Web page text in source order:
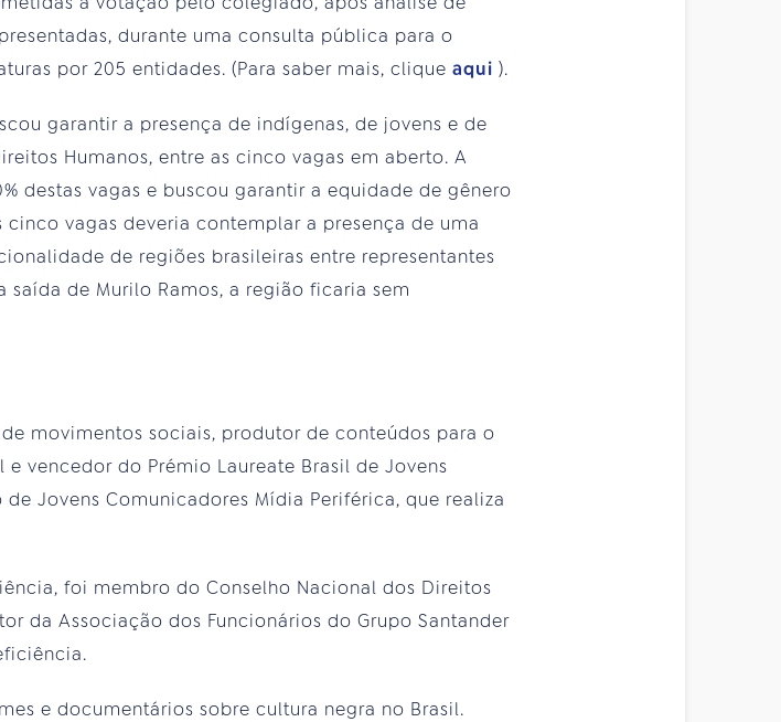
durante uma consulta pública para o
por 205 entidades. (Para saber mais, clique aqui ).
garantir a presença de indígenas, de jovens e de
Humanos, entre as cinco vagas em aberto. A
destas vagas e buscou garantir a equidade de gênero
vagas deveria contemplar a presença de uma
de regiões brasileiras entre representantes
de Murilo Ramos, a região ficaria sem
movimentos sociais, produtor de conteúdos para o
vencedor do Prémio Laureate Brasil de Jovens
Jovens Comunicadores Mídia Periférica, que realiza
foi membro do Conselho Nacional dos Direitos
da Associação dos Funcionários do Grupo Santander
e documentários sobre cultura negra no Brasil.